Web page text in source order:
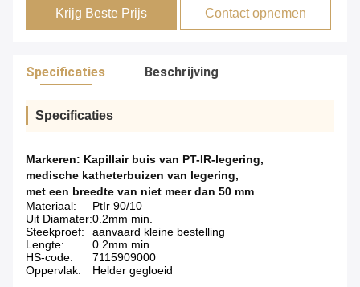
Krijg Beste Prijs Contact opnemen
Specificaties Beschrijving
Specificaties
Markeren: Kapillair buis van PT-IR-legering,
medische katheterbuizen van legering,
met een breedte van niet meer dan 50 mm
Materiaal:
PtIr 90/10
Uit Diamater:0.2mm min.
Steekproef:
aanvaard kleine bestelling
Lengte:
0.2mm min.
HS-code:
7115909000
Oppervlak:
Helder gegloeid